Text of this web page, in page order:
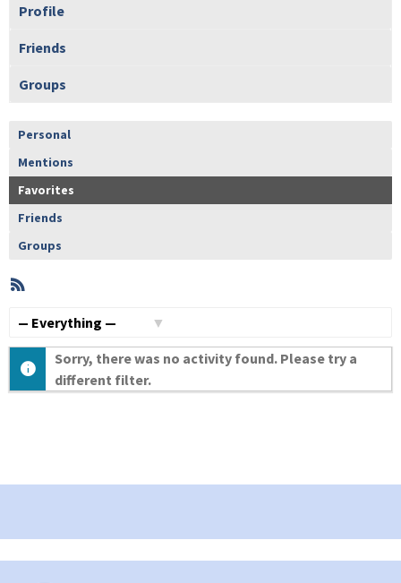
Profile
Friends
Groups
Personal
Mentions
Favorites
Friends
Groups
Member
Activities
Sorry, there was no activity found. Please try a
different filter.